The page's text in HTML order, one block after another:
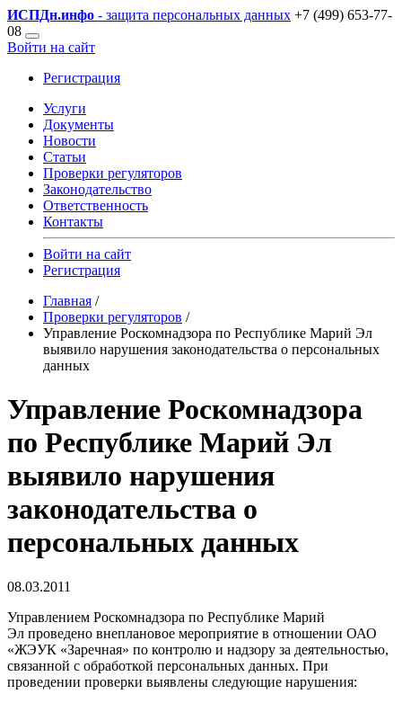
ИСПДн.инфо - защита персональных данных +7 (499) 653-77-
08
Войти на сайт
Регистрация
Услуги
Документы
Новости
Статьи
Проверки регуляторов
Законодательство
Ответственность
Контакты
Войти на сайт
Регистрация
Главная /
Проверки регуляторов /
Управление Роскомнадзора по Республике Марий Эл
выявило нарушения законодательства о персональных
данных
Управление Роскомнадзора
по Республике Марий Эл
выявило нарушения
законодательства о
персональных данных
08.03.2011
Управлением Роскомнадзора по Республике Марий
Эл проведено внеплановое мероприятие в отношении ОАО
«ЖЭУК «Заречная» по контролю и надзору за деятельностью,
связанной с обработкой персональных данных. При
проведении проверки выявлены следующие нарушения: